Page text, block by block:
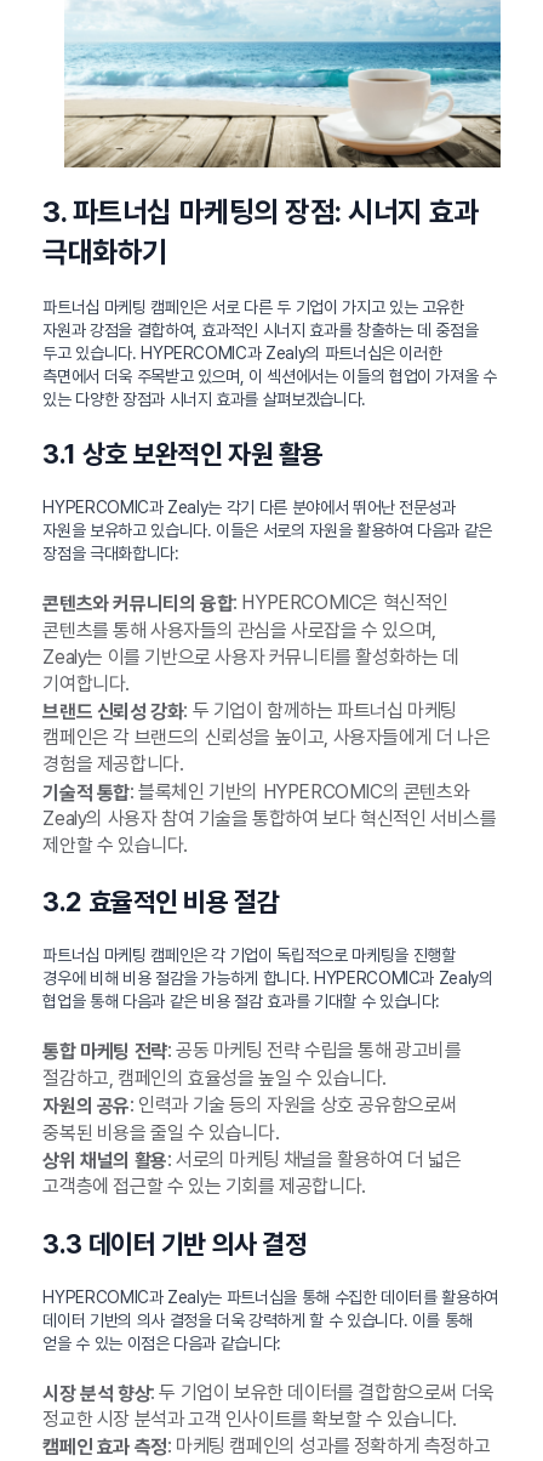
3. 파트너십 마케팅의 장점: 시너지 효과
극대화하기
파트너십 마케팅 캠페인은 서로 다른 두 기업이 가지고 있는 고유한
자원과 강점을 결합하여, 효과적인 시너지 효과를 창출하는 데 중점을
두고 있습니다. HYPERCOMIC과 Zealy의 파트너십은 이러한
측면에서 더욱 주목받고 있으며, 이 섹션에서는 이들의 협업이 가져올 수
있는 다양한 장점과 시너지 효과를 살펴보겠습니다.
3.1 상호 보완적인 자원 활용
HYPERCOMIC과 Zealy는 각기 다른 분야에서 뛰어난 전문성과
자원을 보유하고 있습니다. 이들은 서로의 자원을 활용하여 다음과 같은
장점을 극대화합니다:
콘텐츠와 커뮤니티의 융합: HYPERCOMIC은 혁신적인
콘텐츠를 통해 사용자들의 관심을 사로잡을 수 있으며,
Zealy는 이를 기반으로 사용자 커뮤니티를 활성화하는 데
기여합니다.
브랜드 신뢰성 강화: 두 기업이 함께하는 파트너십 마케팅
캠페인은 각 브랜드의 신뢰성을 높이고, 사용자들에게 더 나은
경험을 제공합니다.
기술적 통합: 블록체인 기반의 HYPERCOMIC의 콘텐츠와
Zealy의 사용자 참여 기술을 통합하여 보다 혁신적인 서비스를
제안할 수 있습니다.
3.2 효율적인 비용 절감
파트너십 마케팅 캠페인은 각 기업이 독립적으로 마케팅을 진행할
경우에 비해 비용 절감을 가능하게 합니다. HYPERCOMIC과 Zealy의
협업을 통해 다음과 같은 비용 절감 효과를 기대할 수 있습니다:
통합 마케팅 전략: 공동 마케팅 전략 수립을 통해 광고비를
절감하고, 캠페인의 효율성을 높일 수 있습니다.
자원의 공유: 인력과 기술 등의 자원을 상호 공유함으로써
중복된 비용을 줄일 수 있습니다.
상위 채널의 활용: 서로의 마케팅 채널을 활용하여 더 넓은
고객층에 접근할 수 있는 기회를 제공합니다.
3.3 데이터 기반 의사 결정
HYPERCOMIC과 Zealy는 파트너십을 통해 수집한 데이터를 활용하여
데이터 기반의 의사 결정을 더욱 강력하게 할 수 있습니다. 이를 통해
얻을 수 있는 이점은 다음과 같습니다:
시장 분석 향상: 두 기업이 보유한 데이터를 결합함으로써 더욱
정교한 시장 분석과 고객 인사이트를 확보할 수 있습니다.
캠페인 효과 측정: 마케팅 캠페인의 성과를 정확하게 측정하고